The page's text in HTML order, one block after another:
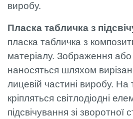
виробу.
Пласка табличка з
пласка табличка з
матеріалу. Зображення або
наносяться шляхом
лицевій частині виробу. На
кріпляться світлодіодні
підсвічування зі